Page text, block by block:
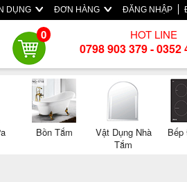
DỤNG ĐƠN HÀNG ĐĂNG NHẬP
0 HOT LINE
0798 903 379 - 0352
Bồn Tắm
Vật Dụng Nhà
Tắm
Bếp